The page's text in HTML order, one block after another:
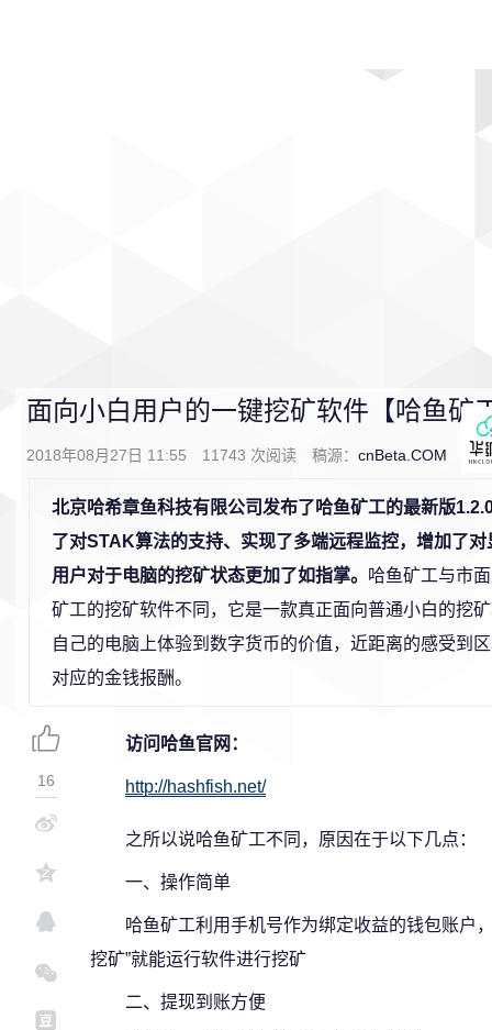
面向小白用户的一键挖矿软件【哈鱼矿
2018年08月27日 11:55 11743 次阅读 稿源： cnBeta.COM
北京哈希章鱼科技有限公司发布了哈鱼矿工的最新版
了对STAK算法的支持、实现了多端远程监控，增加了
用户对于电脑的挖矿状态更加了如指掌。 哈鱼矿工与市
矿工的挖矿软件不同，它是一款真正面向普通小白的挖
自己的电脑上体验到数字货币的价值，近距离的感受到
对应的金钱报酬。
访问哈鱼官网：
http://hashfish.net/
之所以说哈鱼矿工不同，原因在于以下几点：
一、操作简单
哈鱼矿工利用手机号作为绑定收益的钱包账户
挖矿”就能运行软件进行挖矿
二、提现到账方便
16